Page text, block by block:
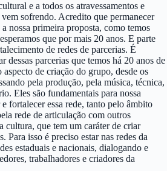
e a todos os atravessamentos e
sofrendo. Acredito que permanecer
nossa primeira proposta, como temos
que por mais 20 anos. E parte
de redes de parcerias. É
dessas parcerias que temos há 20 anos de
de criação do grupo, desde os
pela produção, pela música, técnica,
Eles são fundamentais para nossa
fortalecer essa rede, tanto pelo âmbito
rede de articulação com outros
cultura, que tem um caráter de criar
Para isso é preciso estar nas redes da
estaduais e nacionais, dialogando e
trabalhadores e criadores da